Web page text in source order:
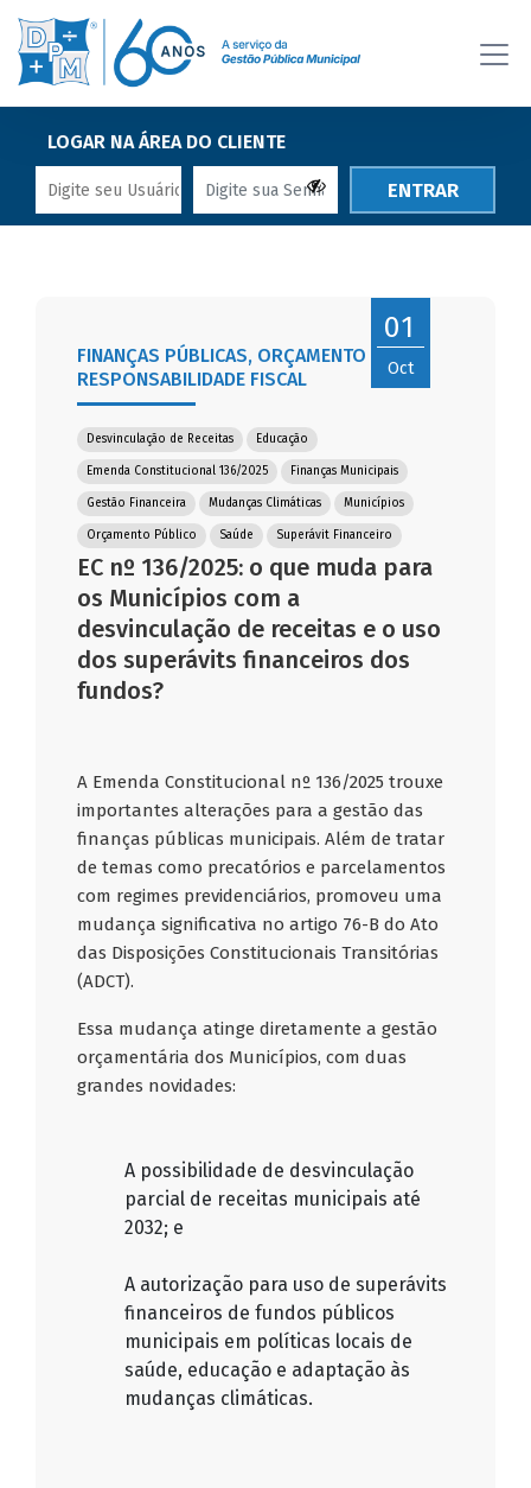
LOGAR NA ÁREA DO CLIENTE
ENTRAR
01
Oct
FINANÇAS PÚBLICAS, ORÇAMENTO E
RESPONSABILIDADE FISCAL
Desvinculação de Receitas Educação
Emenda Constitucional 136/2025 Finanças Municipais
Gestão Financeira Mudanças Climáticas Municípios
Orçamento Público Saúde Superávit Financeiro
EC nº 136/2025: o que muda para
os Municípios com a
desvinculação de receitas e o uso
dos superávits financeiros dos
fundos?
A Emenda Constitucional nº 136/2025 trouxe
importantes alterações para a gestão das
finanças públicas municipais. Além de tratar
de temas como precatórios e parcelamentos
com regimes previdenciários, promoveu uma
mudança significativa no artigo 76-B do Ato
das Disposições Constitucionais Transitórias
(ADCT).
Essa mudança atinge diretamente a gestão
orçamentária dos Municípios, com duas
grandes novidades:
A possibilidade de desvinculação
parcial de receitas municipais até
2032; e
A autorização para uso de superávits
financeiros de fundos públicos
municipais em políticas locais de
saúde, educação e adaptação às
mudanças climáticas.